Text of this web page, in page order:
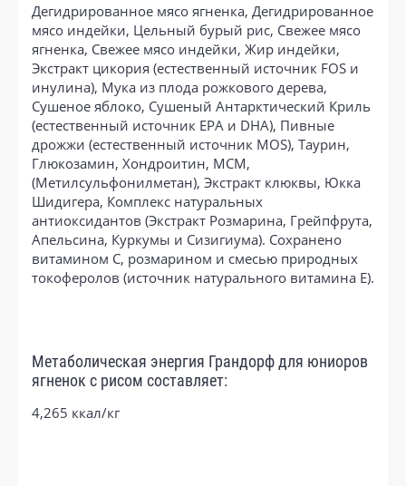
Дегидрированное мясо ягненка, Дегидрированное
мясо индейки, Цельный бурый рис, Свежее мясо
ягненка, Свежее мясо индейки, Жир индейки,
Экстракт цикория (естественный источник FOS и
инулина), Мука из плода рожкового дерева,
Сушеное яблоко, Сушеный Антарктический Криль
(естественный источник EPA и DHA), Пивные
дрожжи (естественный источник MOS), Таурин,
Глюкозамин, Хондроитин, МСМ,
(Метилсульфонилметан), Экстракт клюквы, Юкка
Шидигера, Комплекс натуральных
антиоксидантов (Экстракт Розмарина, Грейпфрута,
Апельсина, Куркумы и Сизигиума). Сохранено
витамином С, розмарином и смесью природных
токоферолов (источник натурального витамина Е).
Метаболическая энергия Грандорф для юниоров
ягненок с рисом составляет:
4,265 ккал/кг